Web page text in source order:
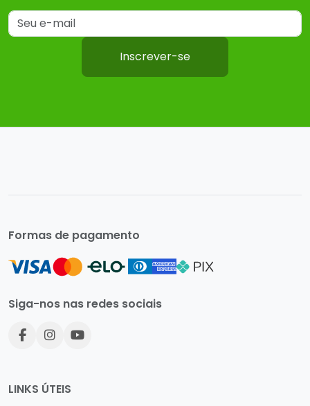
Inscrever-se
Formas de pagamento
Siga-nos nas redes sociais
LINKS ÚTEIS